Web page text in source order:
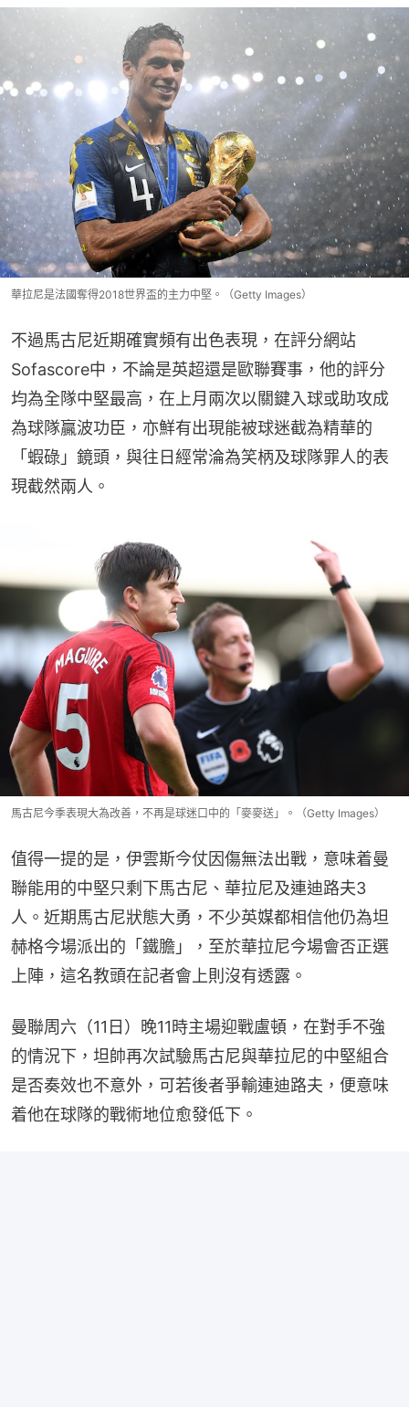
華拉尼是法國奪得2018世界盃的主力中堅。（Getty Images）
不過馬古尼近期確實頻有出色表現，在評分網站
Sofascore中，不論是英超還是歐聯賽事，他的評分
均為全隊中堅最高，在上月兩次以關鍵入球或助攻成
為球隊贏波功臣，亦鮮有出現能被球迷截為精華的
「蝦碌」鏡頭，與往日經常淪為笑柄及球隊罪人的表
現截然兩人。
馬古尼今季表現大為改善，不再是球迷口中的「麥麥送」。（Getty Images）
值得一提的是，伊雲斯今仗因傷無法出戰，意味着曼
聯能用的中堅只剩下馬古尼、華拉尼及連迪路夫3
人。近期馬古尼狀態大勇，不少英媒都相信他仍為坦
赫格今場派出的「鐵膽」，至於華拉尼今場會否正選
上陣，這名教頭在記者會上則沒有透露。
曼聯周六（11日）晚11時主場迎戰盧頓，在對手不強
的情況下，坦帥再次試驗馬古尼與華拉尼的中堅組合
是否奏效也不意外，可若後者爭輸連迪路夫，便意味
着他在球隊的戰術地位愈發低下。